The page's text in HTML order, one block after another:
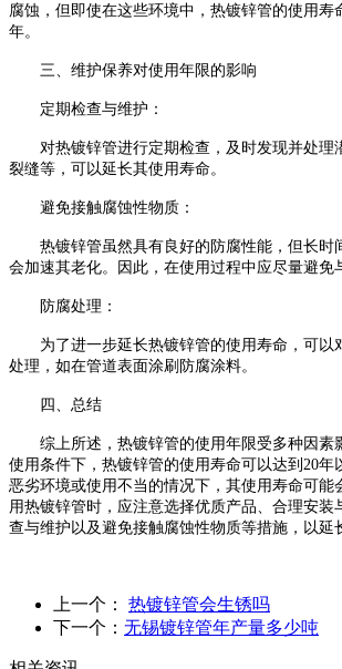
腐蚀，但即使在这些环境中，热镀锌管的使用寿
年。
三、维护保养对使用年限的影响
定期检查与维护：
对热镀锌管进行定期检查，及时发现并处理
裂缝等，可以延长其使用寿命。
避免接触腐蚀性物质：
热镀锌管虽然具有良好的防腐性能，但长时
会加速其老化。因此，在使用过程中应尽量避免
防腐处理：
为了进一步延长热镀锌管的使用寿命，可以
处理，如在管道表面涂刷防腐涂料。
四、总结
综上所述，热镀锌管的使用年限受多种因素
使用条件下，热镀锌管的使用寿命可以达到20年
恶劣环境或使用不当的情况下，其使用寿命可能
用热镀锌管时，应注意选择优质产品、合理安装
查与维护以及避免接触腐蚀性物质等措施，以延
上一个： 热镀锌管会生锈吗
下一个： 无锡镀锌管年产量多少吨